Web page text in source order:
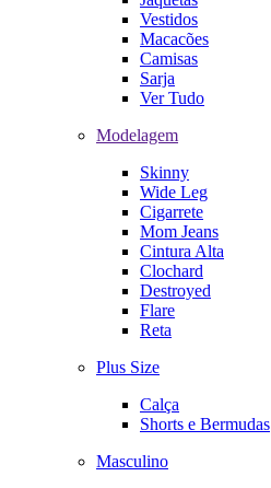
Vestidos
Macacões
Camisas
Sarja
Ver Tudo
Modelagem
Skinny
Wide Leg
Cigarrete
Mom Jeans
Cintura Alta
Clochard
Destroyed
Flare
Reta
Plus Size
Calça
Shorts e Bermudas
Masculino